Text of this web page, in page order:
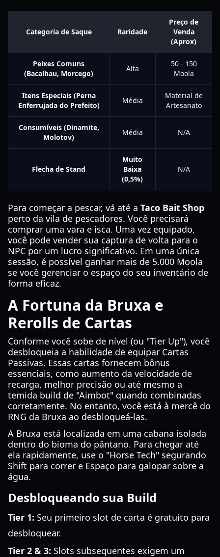
Categoria de Saque Raridade
Preço de
Venda
(Aprox)
Peixes Comuns
(Bacalhau, Morcego)
Alta
50 - 150
Moola
Itens Especiais (Perna
Enferrujada do Prefeito)
Média
Material de
Artesanato
Consumíveis (Dinamite,
Molotov)
Média N/A
Flecha de Stand
Muito
Baixa
(0,5%)
N/A
Para começar a pescar, vá até a Taco Bait Shop
perto da vila de pescadores. Você precisará
comprar uma vara e isca. Uma vez equipado,
você pode vender sua captura de volta para o
NPC por um lucro significativo. Em uma única
sessão, é possível ganhar mais de 5.000 Moola
se você gerenciar o espaço do seu inventário de
forma eficaz.
A Fortuna da Bruxa e
Rerolls de Cartas
Conforme você sobe de nível (ou "Tier Up"), você
desbloqueia a habilidade de equipar Cartas
Passivas. Essas cartas fornecem bônus
essenciais, como aumento da velocidade de
recarga, melhor precisão ou até mesmo a
temida build de "Aimbot" quando combinadas
corretamente. No entanto, você está à mercê do
RNG da Bruxa ao desbloqueá-las.
A Bruxa está localizada em uma cabana isolada
dentro do bioma do pântano. Para chegar até
ela rapidamente, use o "Horse Tech" segurando
Shift para correr e Espaço para galopar sobre a
água.
Desbloqueando sua Build
Tier 1: Seu primeiro slot de carta é gratuito para
desbloquear.
Tier 2 & 3: Slots subsequentes exigem um